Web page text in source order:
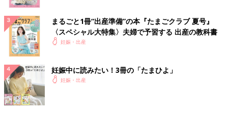
まるごと1冊“出産準備”の本『たまごクラブ 夏号』
〈スペシャル大特集〉夫婦で予習する 出産の教科書
妊娠・出産
妊娠中に読みたい！3冊の「たまひよ」
妊娠・出産